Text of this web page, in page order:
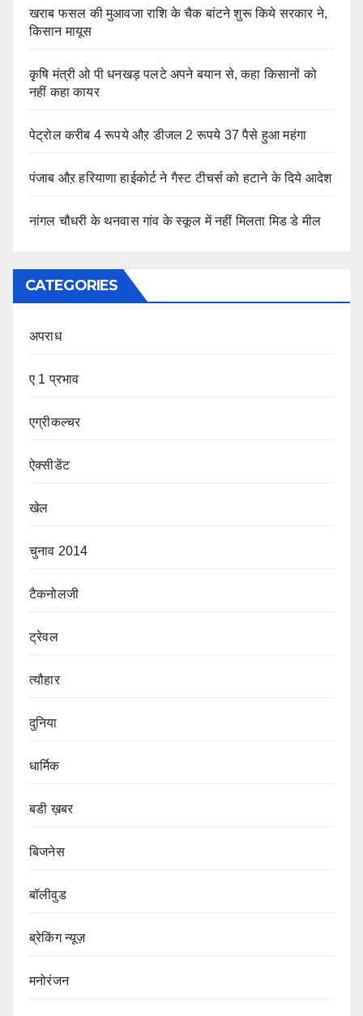
खराब फसल की मुआवजा राशि के चैक बांटने शुरू किये सरकार ने,
किसान मायूस
कृषि मंत्री ओ पी धनखड़ पलटे अपने बयान से, कहा किसानों को
नहीं कहा कायर
पेट्रोल करीब 4 रूपये औऱ डीजल 2 रूपये 37 पैसे हुआ महंगा
पंजाब औऱ हरियाणा हाईकोर्ट ने गैस्ट टीचर्स को हटाने के दिये आदेश
नांगल चौधरी के थनवास गांव के स्कूल में नहीं मिलता मिड डे मील
CATEGORIES
अपराध
ए 1 प्रभाव
एग्रीकल्चर
ऐक्सीडेंट
खेल
चुनाव 2014
टैकनोलजी
ट्रेवल
त्यौहार
दुनिया
धार्मिक
बडी ख़बर
बिजनेस
बॉलीवुड
ब्रेकिंग न्यूज़
मनोरंजन